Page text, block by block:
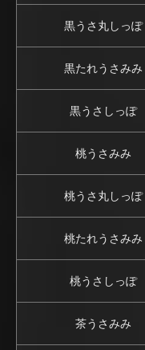
黒うさ丸しっぽ
黒たれうさみみ
黒うさしっぽ
桃うさみみ
桃うさ丸しっぽ
桃たれうさみみ
桃うさしっぽ
茶うさみみ